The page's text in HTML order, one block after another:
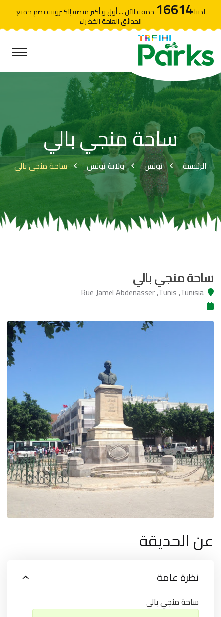
لدينا16614 حديقة الآن ... أول و أكبر منصة إلكترونية تضم جميع
الحدائق العامة الخضراء
ساحة منجي بالي
الرئيسية تونس ولاية تونس ساحة منجي بالي
ساحة منجي بالي
Rue Jamel Abdenasser ,Tunis ,Tunisia
عن الحديقة
نظرة عامة
ساحة منجي بالي